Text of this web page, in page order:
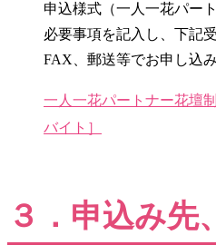
申込様式（一人一花パー
必要事項を記入し、下記
FAX、郵送等でお申し込
一人一花パートナー花壇
バイト］
３．申込み先